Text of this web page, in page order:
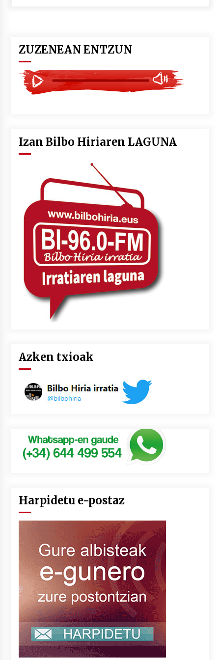
Larunbatean Plentziako Itsas Martxa ospatuko
da
2026/07/07
2026/07/07
Uribitarte40 aretoan
2026/07/03
SOINUGELA: Paul McCartney eta Ringo Starr-en
lan berriak
2026/07/03
MUSIBLA #297: Bide, Boards Of Canada, Somak,
Tiga, Twisted Teens, Underscores, Habia
2026/07/02
ZUZENEAN ENTZUN
Izan Bilbo Hiriaren LAGUNA
Azken txioak
Harpidetu e-postaz